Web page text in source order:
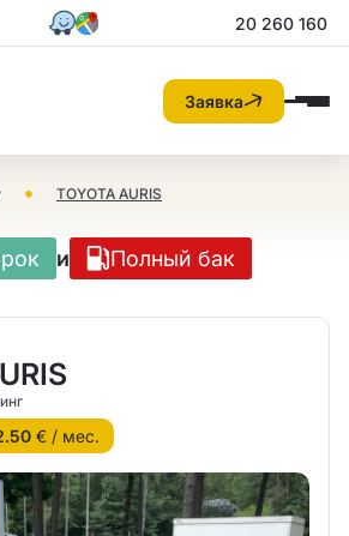
20 260 160
Заявка
• TOYOTA AURIS
и Полный бак
€ / мес.